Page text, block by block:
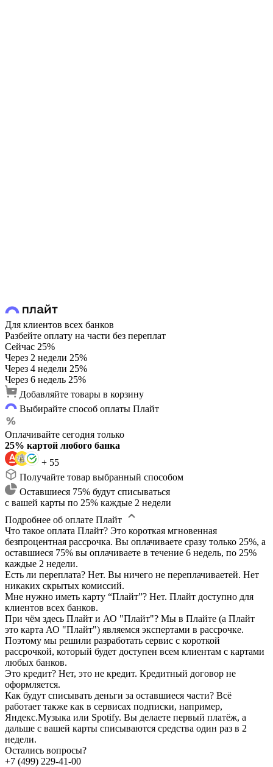
Для клиентов всех банков
Разбейте оплату на части без переплат
Сейчас 25%
Через 2 недели 25%
Через 4 недели 25%
Через 6 недель 25%
Добавляйте товары в корзину
Выбирайте способ оплаты Плайт
Оплачивайте сегодня только
25% картой любого банка
+ 55
Получайте товар выбранный способом
Оставшиеся 75% будут списываться
с вашей карты по 25% каждые 2 недели
Подробнее об оплате Плайт
Что такое оплата Плайт? Это короткая мгновенная
безпроцентная рассрочка. Вы оплачиваете сразу только 25%, а
оставшиеся 75% вы оплачиваете в течение 6 недель, по 25%
каждые 2 недели.
Есть ли переплата? Нет. Вы ничего не переплачиваетей. Нет
никаких скрытых комиссий.
Мне нужно иметь карту “Плайт”? Нет. Плайт доступно для
клиентов всех банков.
При чём здесь Плайт и АО "Плайт"? Мы в Плайте (а Плайт
это карта АО "Плайт") являемся экспертами в рассрочке.
Поэтому мы решили разработать сервис с короткой
рассрочкой, который будет доступен всем клиентам с картами
любых банков.
Это кредит? Нет, это не кредит. Кредитный договор не
оформляется.
Как будут списывать деньги за оставшиеся части? Всё
работает также как в сервисах подписки, например,
Яндекс.Музыка или Spotify. Вы делаете первый платёж, а
дальше с вашей карты списываются средства один раз в 2
недели.
Остались вопросы?
+7 (499) 229-41-00